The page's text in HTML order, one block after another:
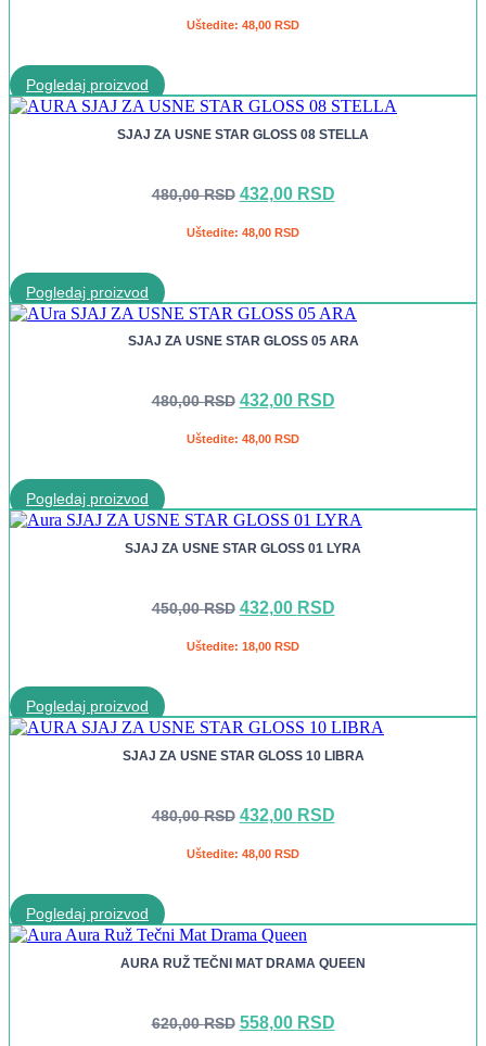
je
bila:
Uštedite: 48,00 RSD
Pogledaj proizvod
SJAJ ZA USNE STAR GLOSS 08 STELLA
480,00RSD Originalna
je
bila:
432,00 RSDTrenutna
Uštedite: 48,00 RSD
Pogledaj proizvod
SJAJ ZA USNE STAR GLOSS 05 ARA
480,00RSD Originalna
je
bila:
432,00 RSDTrenutna
Uštedite: 48,00 RSD
Pogledaj proizvod
SJAJ ZA USNE STAR GLOSS 01 LYRA
450,00RSD Originalna
je
bila:
432,00 RSDTrenutna
Uštedite: 18,00 RSD
Pogledaj proizvod
SJAJ ZA USNE STAR GLOSS 10 LIBRA
480,00RSD Originalna
je
bila:
432,00 RSDTrenutna
Uštedite: 48,00 RSD
Pogledaj proizvod
AURA RUŽ TEČNI MAT DRAMA QUEEN
620,00RSD Originalna
558,00 RSDTrenutna